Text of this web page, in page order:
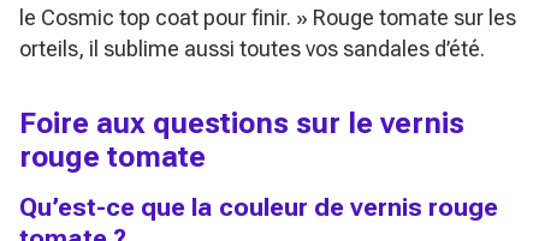
le Cosmic top coat pour finir. » Rouge tomate sur les
orteils, il sublime aussi toutes vos sandales d’été.
Foire aux questions sur le vernis
rouge tomate
Qu’est-ce que la couleur de vernis rouge